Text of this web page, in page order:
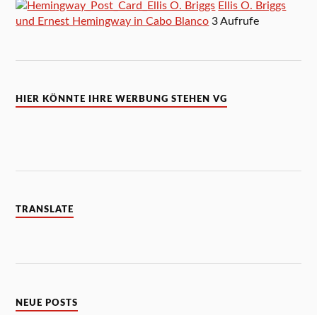
Ellis O. Briggs
und Ernest Hemingway in Cabo Blanco 3 Aufrufe
HIER KÖNNTE IHRE WERBUNG STEHEN VG
TRANSLATE
NEUE POSTS